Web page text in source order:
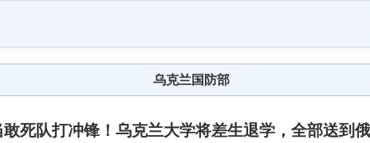
乌克兰国防部
死队打冲锋！乌克兰大学将差生退学，全部送到